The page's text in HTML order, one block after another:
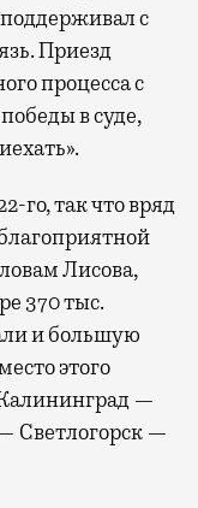
с
Приезд
процесса с
в суде,
го, так что вряд
Лисова,
370 тыс.
и большую
этого
—
Светлогорск —